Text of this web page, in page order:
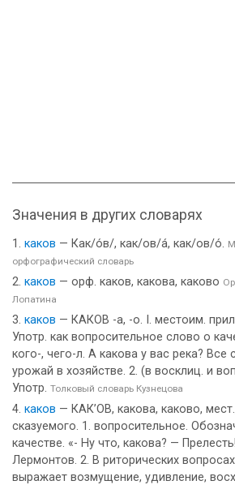
Значения в других словарях
каков — Как/о́в/, как/ов/а́, как/ов/о́.
орфографический словарь
каков — орф. каков, какова, каково
Лопатина
каков — КАКОВ -а, -о. I. местоим.
Употр. как вопросительное слово о
кого-, чего-л. А какова у вас река? Все
урожай в хозяйстве. 2. (в восклиц. и
Употр. Толковый словарь Кузнецова
каков — КАК’ОВ, какова, каково,
сказуемого. 1. вопросительное.
качестве. «- Ну что, какова? —
Лермонтов. 2. В риторических
выражает возмущение, удивление,